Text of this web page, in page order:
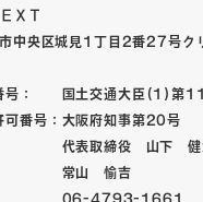
ＸＴ
央区城見1丁目2番27号ク
番号： 国土交通大臣(1)第
可番号：大阪府知事第20号
取締役 山下 健
常山 愉吉
06-4793-1661